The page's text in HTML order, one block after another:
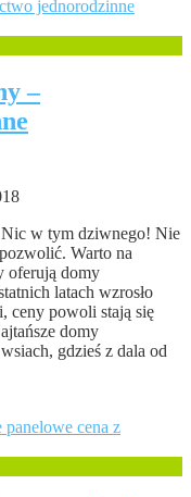
–
Nic w tym dziwnego! Nie
Warto na
oferują domy
latach wzrosło
ceny powoli stają się
domy
gdzieś z dala od